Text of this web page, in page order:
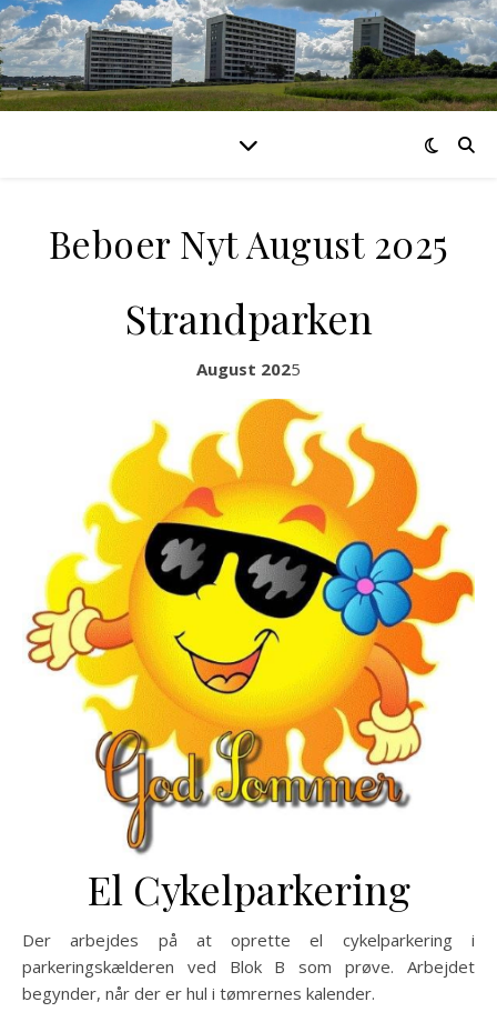
Beboer Nyt August 2025
Strandparken
August 2025
El Cykelparkering
Der arbejdes på at oprette el cykelparkering i
parkeringskælderen ved Blok B som prøve. Arbejdet
begynder, når der er hul i tømrernes kalender.